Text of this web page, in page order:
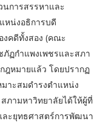
นการสรรหาและ
หน่งอธิการบดี
งคดีทั้งสอง (คณะ
ฏกำแพงเพชรและสภา
ฎหมายแล้ว โดยปรากฏ
าะสมดำรงตำแหน่ง
ภามหาวิทยาลัยได้ให้ผู้ที่
ละยุทธศาสตร์การพัฒนา